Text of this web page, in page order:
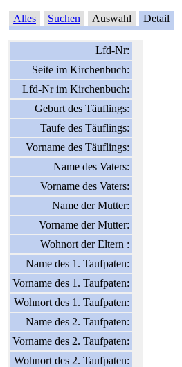
Alles Suchen Auswahl Detail
Lfd-Nr:
Seite im Kirchenbuch:
Lfd-Nr im Kirchenbuch:
Geburt des Täuflings:
Taufe des Täuflings:
Vorname des Täuflings:
Name des Vaters:
Vorname des Vaters:
Name der Mutter:
Vorname der Mutter:
Wohnort der Eltern :
Name des 1. Taufpaten:
Vorname des 1. Taufpaten:
Wohnort des 1. Taufpaten:
Name des 2. Taufpaten:
Vorname des 2. Taufpaten:
Wohnort des 2. Taufpaten: